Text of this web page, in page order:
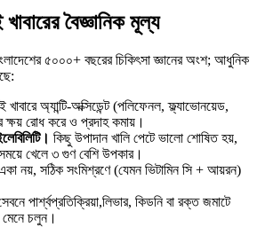
বৈজ্ঞানিক মূল্য
৫০০০+ বছরের চিকিৎসা জ্ঞানের অংশ; আধুনিক
খাবারে অ্যান্টি-অক্সিডেন্ট (পলিফেনল, ফ্ল্যাভোনয়েড,
ক্ষয় রোধ করে ও প্রদাহ কমায়।
কিছু উপাদান খালি পেটে ভালো শোষিত হয়,
সময়ে খেলে ৩ গুণ বেশি উপকার।
নয়, সঠিক সংমিশ্রণে (যেমন ভিটামিন সি + আয়রন)
পার্শ্বপ্রতিক্রিয়া,লিভার, কিডনি বা রক্ত জমাটে
মেনে চলুন।